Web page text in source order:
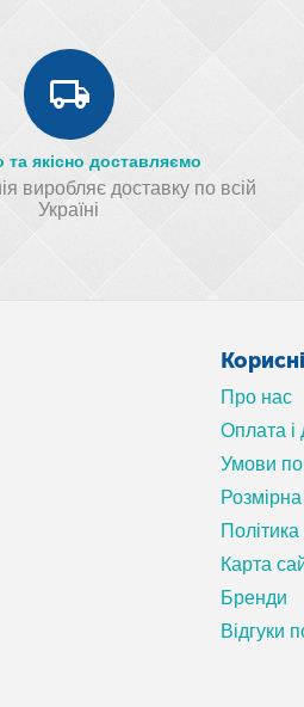
якісно доставляємо
виробляє доставку по всій
Україні
Про нас
Оплата і
Умови
Розмірна
Політика
Карта
Бренди
Відгуки